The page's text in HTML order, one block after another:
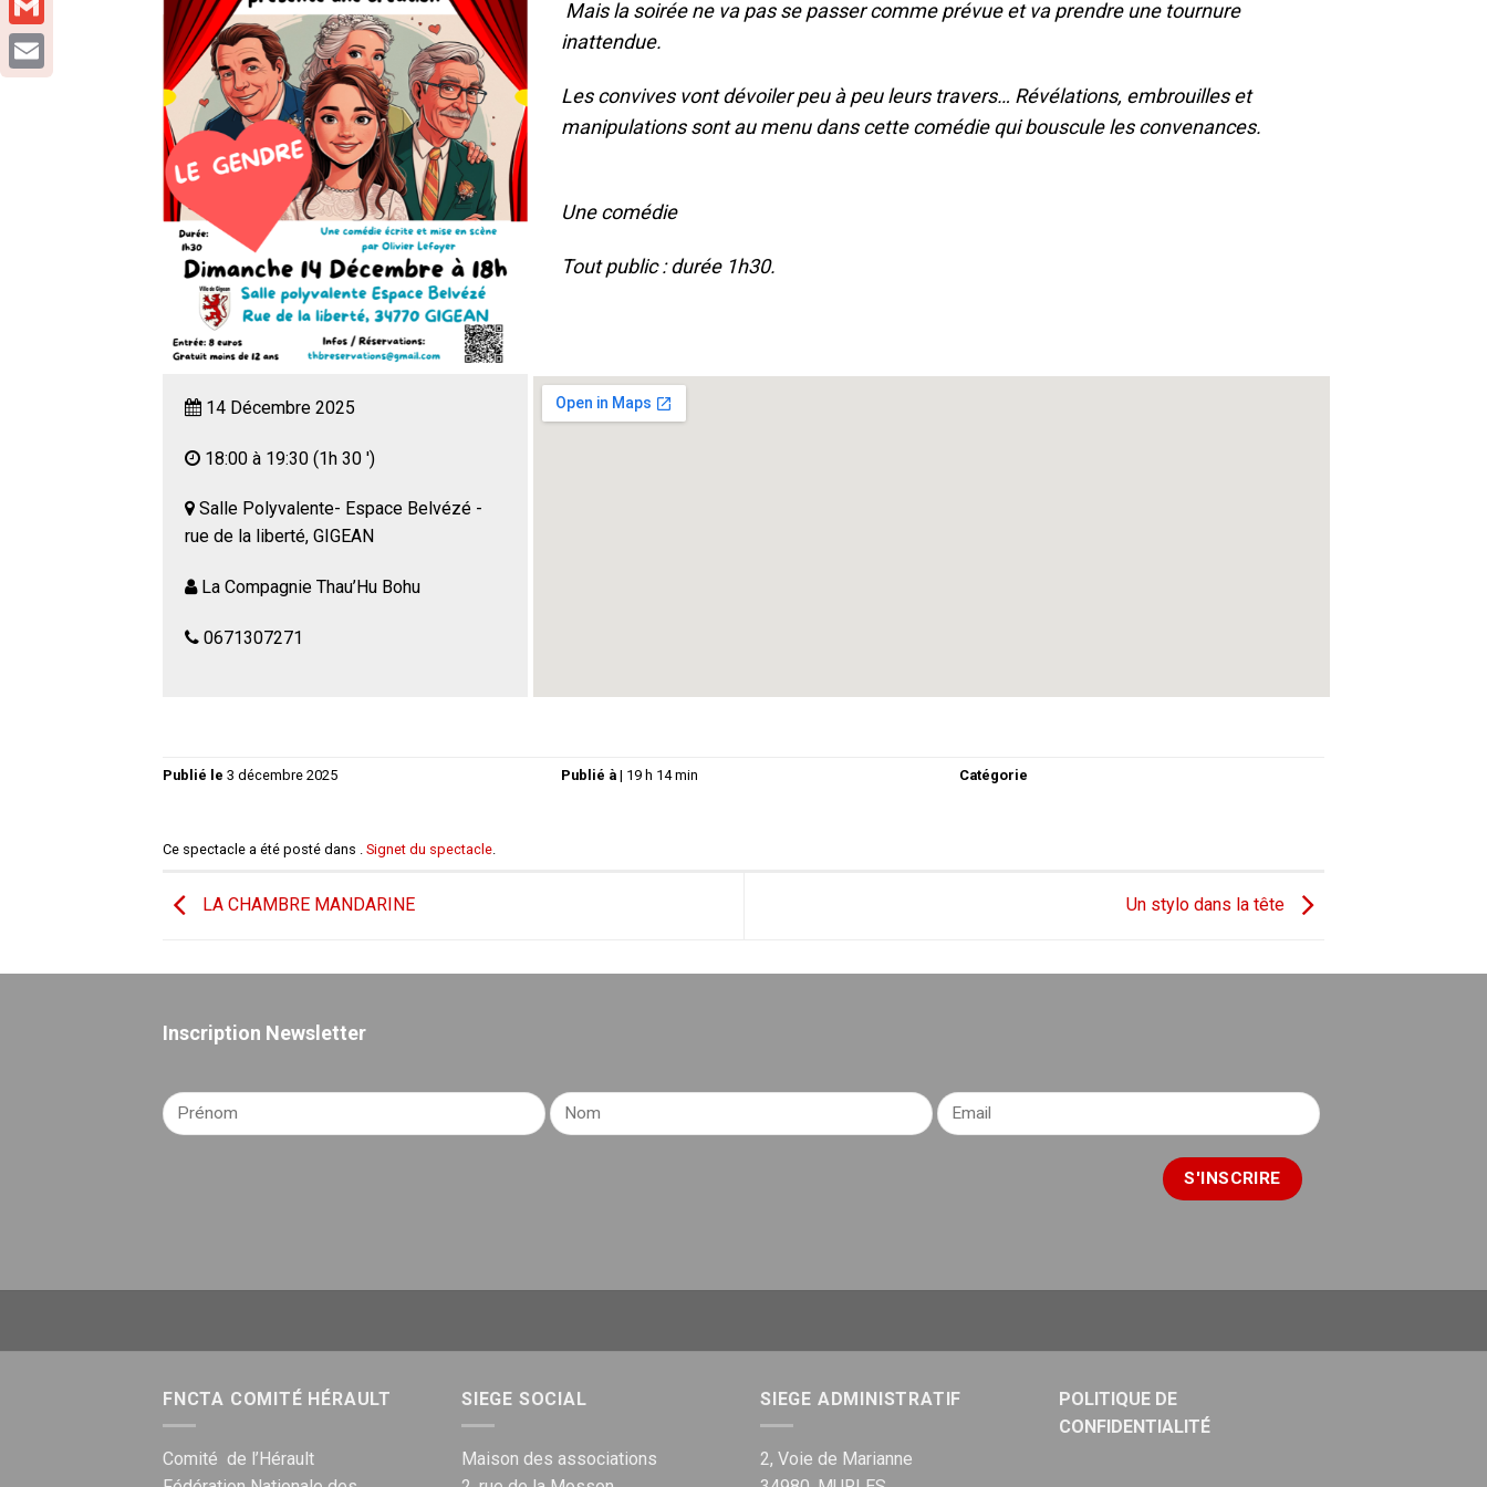
14 Décembre 2025
18:00 à 19:30 (1h 30 ')
Salle Polyvalente- Espace Belvézé -
rue de la liberté, GIGEAN
La Compagnie Thau’Hu Bohu
0671307271
Mais la soirée ne va pas se passer comme prévue et va prendre une tournure
inattendue.
Les convives vont dévoiler peu à peu leurs travers… Révélations, embrouilles et
manipulations sont au menu dans cette comédie qui bouscule les convenances.
Une comédie
Tout public : durée 1h30.
Publié le 3 décembre 2025 Publié à | 19 h 14 min Catégorie
Ce spectacle a été posté dans . Signet du spectacle
LA CHAMBRE MANDARINE Un stylo dans la tête
Inscription Newsletter
FNCTA COMITÉ HÉRAULT
Comité de l’Hérault
SIEGE SOCIAL
Maison des associations
SIEGE ADMINISTRATIF
2, Voie de Marianne
POLITIQUE DE
CONFIDENTIALITÉ
Gmail